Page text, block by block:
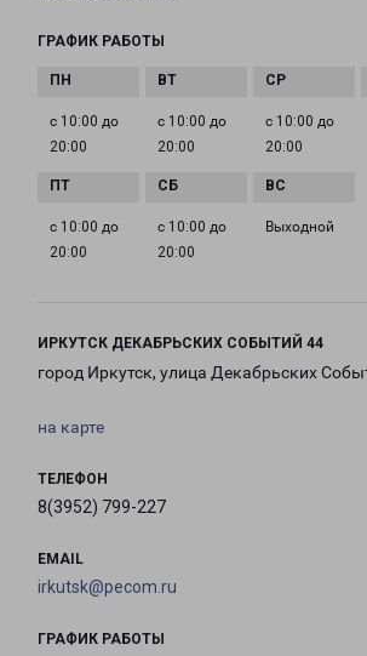
ГРАФИК РАБОТЫ
с 10:00 до
20:00
с 10:00 до
20:00
с 10:00 до
20:00
с 10:00 до
20:00
с 10:00 до
20:00
Выходной
ИРКУТСК ДЕКАБРЬСКИХ СОБЫТИЙ 44
город Иркутск, улица Декабрьских
на карте
ТЕЛЕФОН
8(3952) 799-227
EMAIL
irkutsk@pecom.ru
ГРАФИК РАБОТЫ